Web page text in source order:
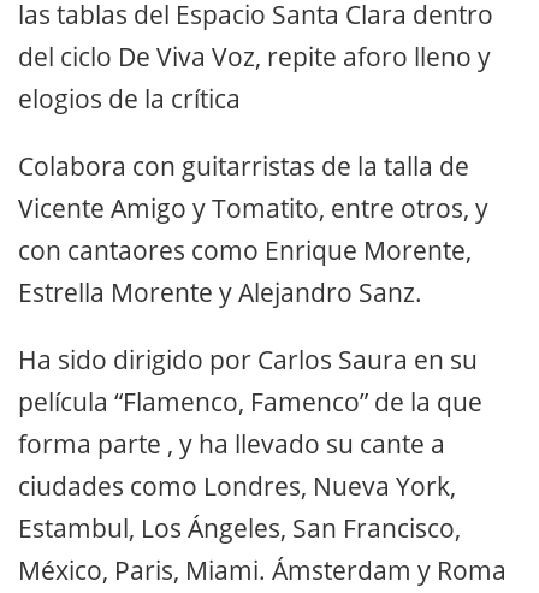
las tablas del Espacio Santa Clara dentro
del ciclo De Viva Voz, repite aforo lleno y
elogios de la crítica
Colabora con guitarristas de la talla de
Vicente Amigo y Tomatito, entre otros, y
con cantaores como Enrique Morente,
Estrella Morente y Alejandro Sanz.
Ha sido dirigido por Carlos Saura en su
película “Flamenco, Famenco” de la que
forma parte , y ha llevado su cante a
ciudades como Londres, Nueva York,
Estambul, Los Ángeles, San Francisco,
México, Paris, Miami. Ámsterdam y Roma